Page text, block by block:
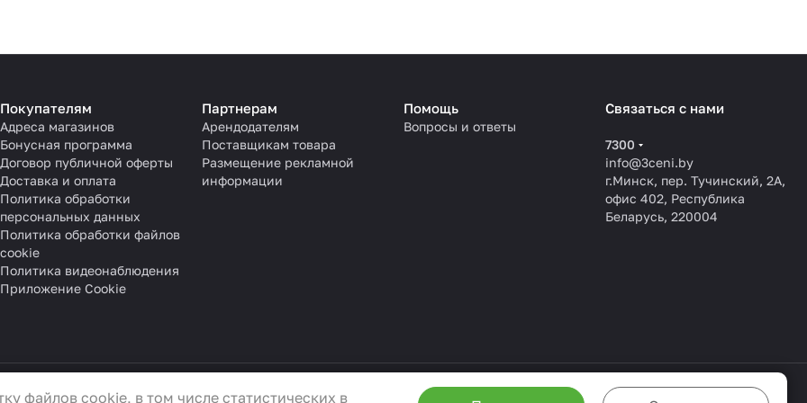
Покупателям
Адреса магазинов
Бонусная программа
Договор публичной оферты
Доставка и оплата
Политика обработки
персональных данных
Политика обработки файлов
cookie
Политика видеонаблюдения
Приложение Cookie
Партнерам
Арендодателям
Поставщикам товара
Размещение рекламной
информации
Помощь
Вопросы и ответы
Связаться с нами
7300
info@3ceni.by
г.Минск, пер. Тучинский, 2А,
офис 402, Республика
Беларусь, 220004
файлов cookie, в том числе статистических в